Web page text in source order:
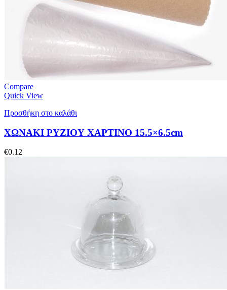
Compare
Quick View
Προσθήκη στο καλάθι
ΧΩΝΑΚΙ ΡΥΖΙΟΥ ΧΑΡΤΙΝΟ 15.5×6.5cm
€0.12